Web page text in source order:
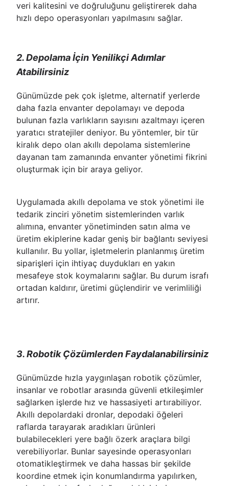
veri kalitesini ve doğruluğunu geliştirerek daha
hızlı depo operasyonları yapılmasını sağlar.
2. Depolama İçin Yenilikçi Adımlar
Atabilirsiniz
Günümüzde pek çok işletme, alternatif yerlerde
daha fazla envanter depolamayı ve depoda
bulunan fazla varlıkların sayısını azaltmayı içeren
yaratıcı stratejiler deniyor. Bu yöntemler, bir tür
kiralık depo olan akıllı depolama sistemlerine
dayanan tam zamanında envanter yönetimi fikrini
oluşturmak için bir araya geliyor.
Uygulamada akıllı depolama ve stok yönetimi ile
tedarik zinciri yönetim sistemlerinden varlık
alımına, envanter yönetiminden satın alma ve
üretim ekiplerine kadar geniş bir bağlantı seviyesi
kullanılır. Bu yollar, işletmelerin planlanmış üretim
siparişleri için ihtiyaç duydukları en yakın
mesafeye stok koymalarını sağlar. Bu durum israfı
ortadan kaldırır, üretimi güçlendirir ve verimliliği
artırır.
3. Robotik Çözümlerden Faydalanabilirsiniz
Günümüzde hızla yaygınlaşan robotik çözümler,
insanlar ve robotlar arasında güvenli etkileşimler
sağlarken işlerde hız ve hassasiyeti artırabiliyor.
Akıllı depolardaki dronlar, depodaki öğeleri
raflarda tarayarak aradıkları ürünleri
bulabilecekleri yere bağlı özerk araçlara bilgi
verebiliyorlar. Bunlar sayesinde operasyonları
otomatikleştirmek ve daha hassas bir şekilde
koordine etmek için konumlandırma yapılırken,